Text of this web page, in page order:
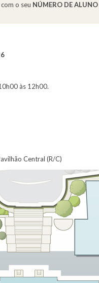
o seu NÚMERO DE ALUNO
às 12h00.
Central (R/C)